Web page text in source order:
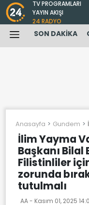
TV PROGRAMLARI
YAYIN AKIŞI
24 RADYO
SON DAKİKA
Anasayfa Gundem
İlim Yayma
Başkanı Bilal
Filistinliler
zorunda
tutulmalı
AA - Kasım 01, 2025